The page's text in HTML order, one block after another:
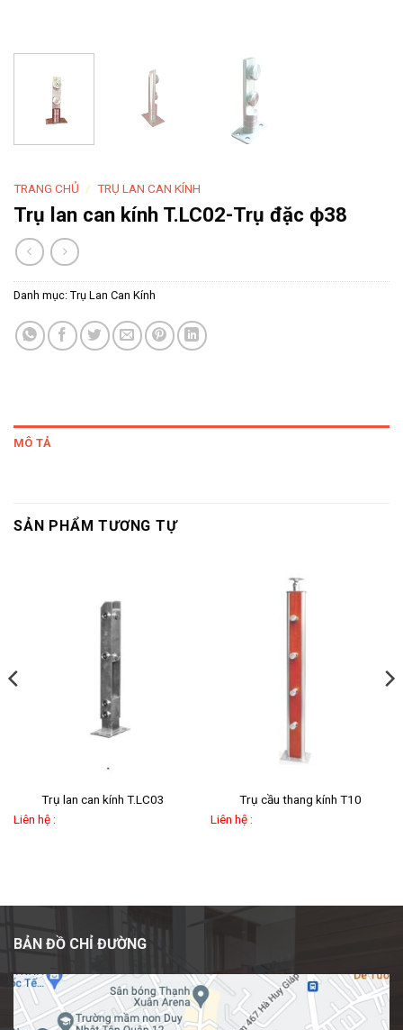
TRANG CHỦ / TRỤ LAN CAN KÍNH
Trụ lan can kính T.LC02-Trụ đặc ϕ38
Danh mục: Trụ Lan Can Kính
MÔ TẢ
SẢN PHẨM TƯƠNG TỰ
Trụ lan can kính T.LC03
Liên hệ :
Trụ cầu thang kính T10
Liên hệ :
BẢN ĐỒ CHỈ ĐƯỜNG